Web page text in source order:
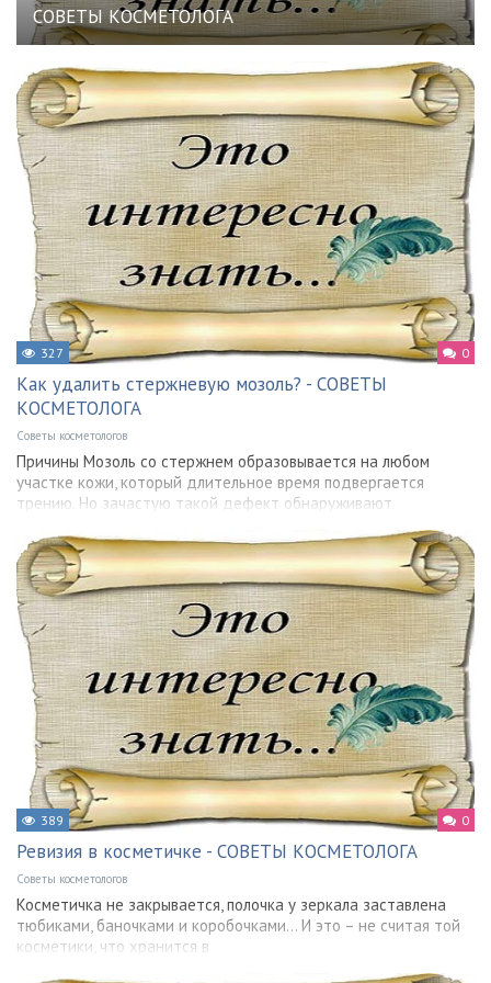
СОВЕТЫ КОСМЕТОЛОГА
327 0
Как удалить стержневую мозоль? - СОВЕТЫ
КОСМЕТОЛОГА
Советы косметологов
Причины Мозоль со стержнем образовывается на любом
участке кожи, который длительное время подвергается
трению. Но зачастую такой дефект обнаруживают
389 0
Ревизия в косметичке - СОВЕТЫ КОСМЕТОЛОГА
Советы косметологов
Косметичка не закрывается, полочка у зеркала заставлена
тюбиками, баночками и коробочками... И это – не считая той
косметики, что хранится в